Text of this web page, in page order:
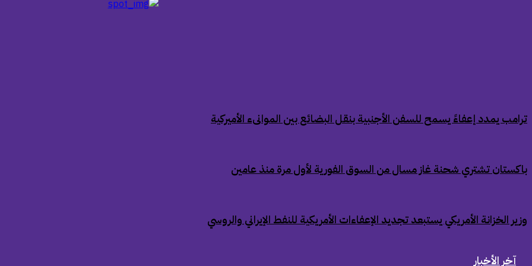
‏ترامب يمدد إعفاءً يسمح للسفن الأجنبية بنقل البضائع بين الموانىء الأميركية
‏باكستان تشتري شحنة غاز مسال من السوق الفورية لأول مرة منذ عامين
‏وزير الخزانة الأمريكي يستبعد تجديد الإعفاءات الأمريكية للنفط الإيراني والروسي
آخر الأخبار